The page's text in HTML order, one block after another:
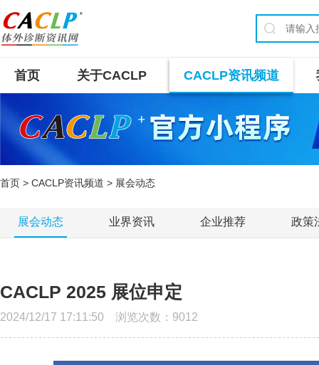
首页 关于CACLP CACLP资讯频道
首页 > CACLP资讯频道 > 展会动态
展会动态 业界资讯 企业推荐 政策
CACLP 2025 展位申定
2024/12/17 17:11:50 浏览次数： 9012